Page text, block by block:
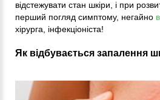
відстежувати стан шкіри, і при
перший погляд симптому, негайно
хірурга, інфекціоніста!
Як відбувається запалення